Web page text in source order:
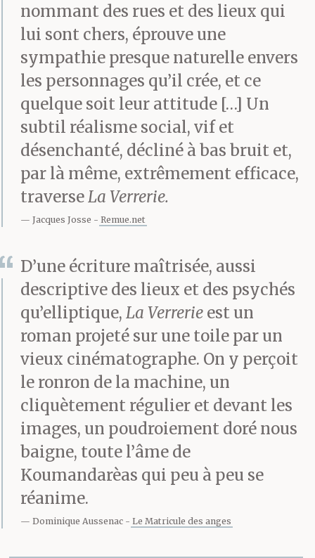
nommant des rues et des lieux qui
lui sont chers, éprouve une
sympathie presque naturelle envers
les personnages qu’il crée, et ce
quelque soit leur attitude […] Un
subtil réalisme social, vif et
désenchanté, décliné à bas bruit et,
par là même, extrêmement efficace,
traverse La Verrerie.
Jacques Josse Remue.net
D’une écriture maîtrisée, aussi
descriptive des lieux et des psychés
qu’elliptique, La Verrerie est un
roman projeté sur une toile par un
vieux cinématographe. On y perçoit
le ronron de la machine, un
cliquètement régulier et devant les
images, un poudroiement doré nous
baigne, toute l’âme de
Koumandarèas qui peu à peu se
réanime.
Dominique Aussenac Le Matricule des anges